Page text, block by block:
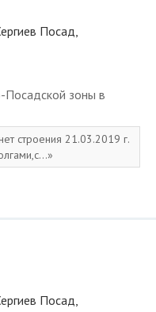
Посад,
Посадской зоны в
строения 21.03.2019 г.
Посад,